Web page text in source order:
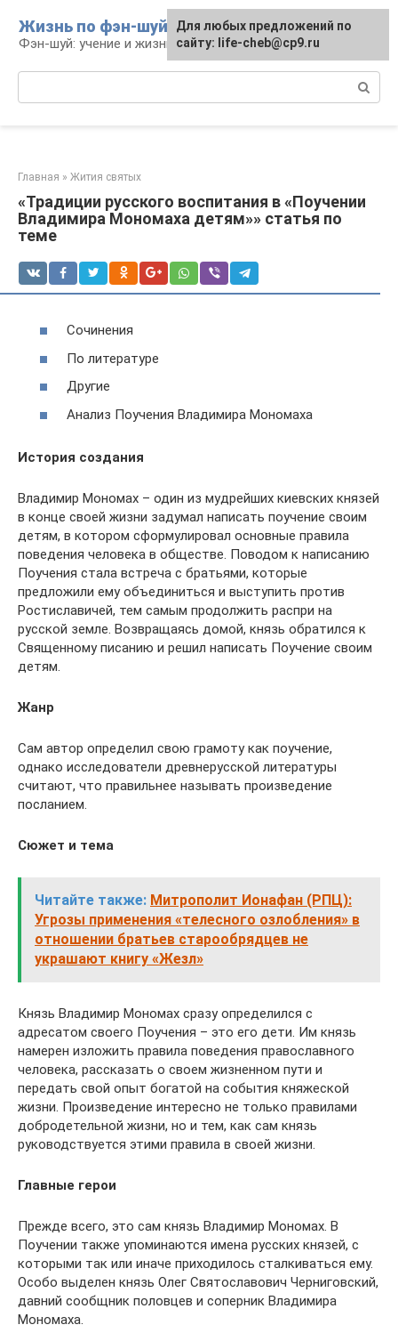
контенту
Жизнь по фэн-шуй
Фэн-шуй: учение и жизнь
Главная » Жития святых
«Традиции русского воспитания в «Поучении
Владимира Мономаха детям»» статья по
теме
Сочинения
По литературе
Другие
Анализ Поучения Владимира Мономаха
История создания
Владимир Мономах – один из мудрейших киевских князей
в конце своей жизни задумал написать поучение своим
детям, в котором сформулировал основные правила
поведения человека в обществе. Поводом к написанию
Поучения стала встреча с братьями, которые
предложили ему объединиться и выступить против
Ростиславичей, тем самым продолжить распри на
русской земле. Возвращаясь домой, князь обратился к
Священному писанию и решил написать Поучение своим
детям.
Жанр
Сам автор определил свою грамоту как поучение,
однако исследователи древнерусской литературы
считают, что правильнее называть произведение
посланием.
Сюжет и тема
Читайте также: Митрополит Ионафан (РПЦ):
Угрозы применения «телесного озлобления» в
отношении братьев старообрядцев не
украшают книгу «Жезл»
Князь Владимир Мономах сразу определился с
адресатом своего Поучения – это его дети. Им князь
намерен изложить правила поведения православного
человека, рассказать о своем жизненном пути и
передать свой опыт богатой на события княжеской
жизни. Произведение интересно не только правилами
добродетельной жизни, но и тем, как сам князь
руководствуется этими правила в своей жизни.
Главные герои
Прежде всего, это сам князь Владимир Мономах. В
Поучении также упоминаются имена русских князей, с
которыми так или иначе приходилось сталкиваться ему.
Особо выделен князь Олег Святославович Черниговский,
давний сообщник половцев и соперник Владимира
Мономаха.
Для любых предложений по
сайту: life-cheb@cp9.ru
Для любых предложений по
сайту: life-cheb@cp9.ru